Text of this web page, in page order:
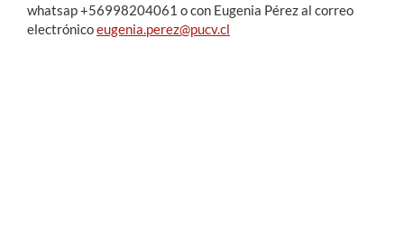
whatsap +56998204061 o con Eugenia Pérez al correo
electrónicoeugenia.perez@pucv.cl